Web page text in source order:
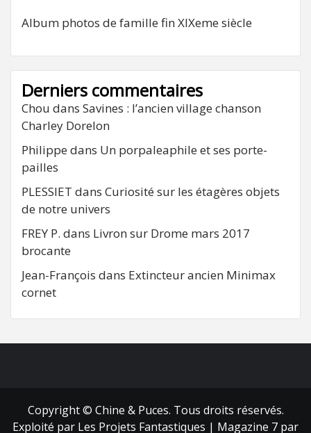
Album photos de famille fin XIXeme siècle
Derniers commentaires
Chou dans Savines : l’ancien village chanson
Charley Dorelon
Philippe dans Un porpaleaphile et ses porte-
pailles
PLESSIET dans Curiosité sur les étagères objets
de notre univers
FREY P. dans Livron sur Drome mars 2017
brocante
Jean-François dans Extincteur ancien Minimax
cornet
Copyright © Chine & Puces. Tous droits réservés.
Exploité par Les Projets Fantastiques | Magazine 7 par